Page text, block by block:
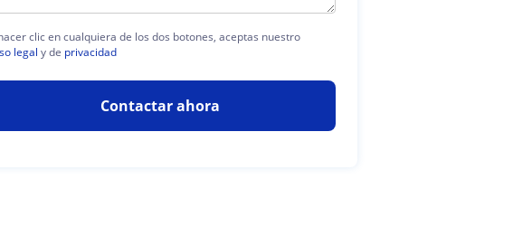
clic en cualquiera de los dos botones, aceptas nuestro
legal y de privacidad
Contactar ahora